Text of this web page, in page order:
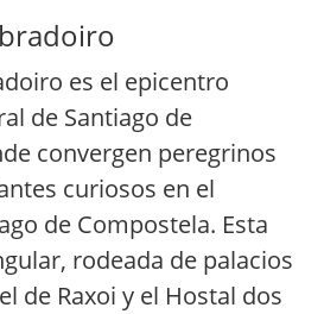
es el epicentro
de Santiago de
convergen peregrinos
curiosos en el
de Compostela. Esta
rodeada de palacios
de Raxoi y el Hostal dos